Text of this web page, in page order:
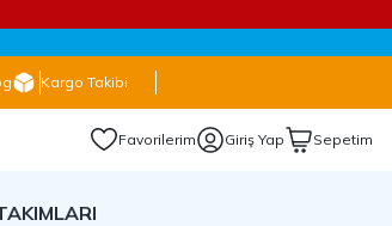
Kargo Takibi
Favorilerim Giriş Yap Sepetim